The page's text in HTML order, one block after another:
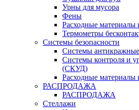
Урны для мусора
Фены
Расходные
Термометры
Системы безопасности
Системы антикражные
Системы контроля и
(СКУД)
Расходные
РАСПРОДАЖА
РАСПРОДАЖА
Стеллажи